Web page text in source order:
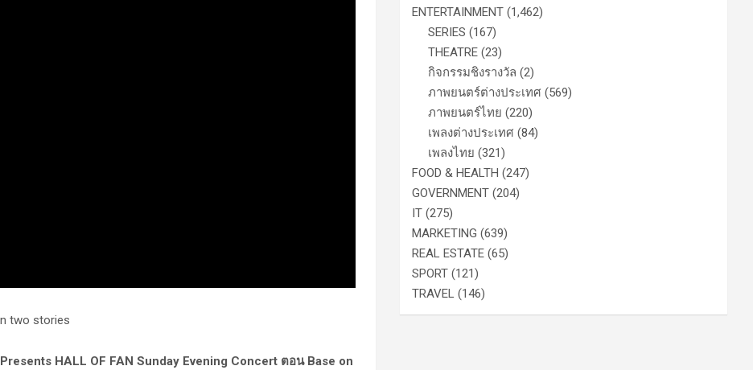
Presents HALL OF FAN Sunday Evening Concert ตอน Base on
ENTERTAINMENT (1,462)
SERIES (167)
THEATRE (23)
กิจกรรมชิงรางวัล (2)
ภาพยนตร์ต่างประเทศ (569)
ภาพยนตร์ไทย (220)
เพลงต่างประเทศ (84)
เพลงไทย (321)
FOOD & HEALTH (247)
GOVERNMENT (204)
IT (275)
MARKETING (639)
REAL ESTATE (65)
SPORT (121)
TRAVEL (146)